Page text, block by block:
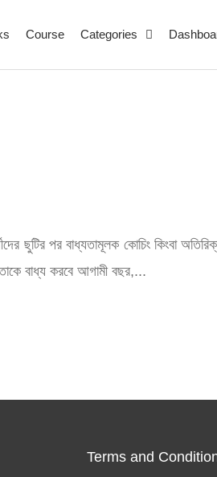
Course Categories
ছুটির পর বাধ্যতামূলক কোচিং কিংবা
বাধ্য করবে আগামী বছর,...
Terms and